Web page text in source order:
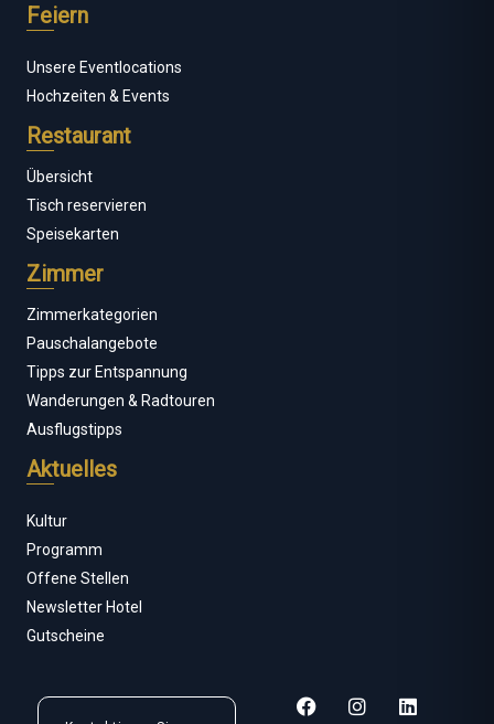
Feiern
Unsere Eventlocations
Hochzeiten & Events
Restaurant
Übersicht
Tisch reservieren
Speisekarten
Zimmer
Zimmerkategorien
Pauschalangebote
Tipps zur Entspannung
Wanderungen & Radtouren
Ausflugstipps
Aktuelles
Kultur
Programm
Offene Stellen
Newsletter Hotel
Gutscheine
F
I
L